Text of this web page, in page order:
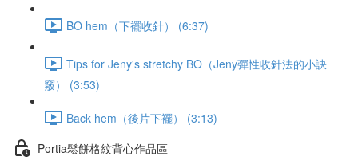
BO hem（下襬收針） (6:37)
Tips for Jeny's stretchy BO（Jeny彈性收針法的小訣
竅） (3:53)
Back hem（後片下襬） (3:13)
Portia鬆餅格紋背心作品區